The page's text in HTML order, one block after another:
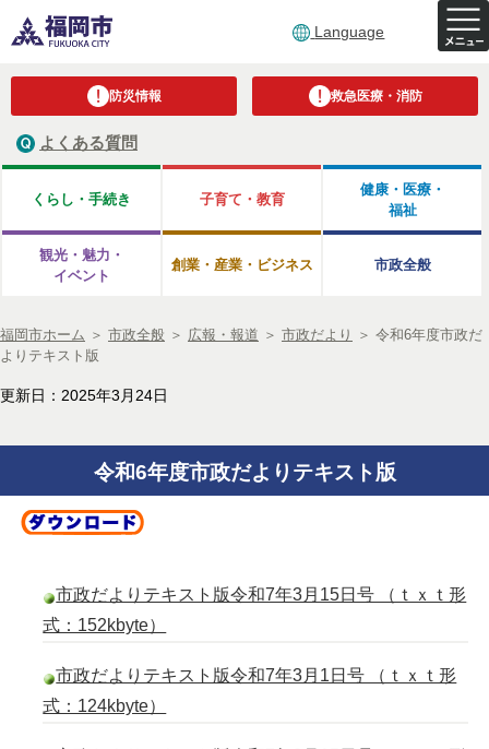
Language
防災情報 救急医療・消防
よくある質問
くらし・手続き 子育て・教育
健康・医療・
福祉
観光・魅力・
イベント
創業・産業・ビジネス 市政全般
福岡市ホーム ＞ 市政全般 ＞ 広報・報道 ＞ 市政だより ＞ 令和6年度市政だ
よりテキスト版
更新日：2025年3月24日
令和6年度市政だよりテキスト版
市政だよりテキスト版令和7年3月15日号 （ｔｘｔ形
式：152kbyte）
市政だよりテキスト版令和7年3月1日号 （ｔｘｔ形
式：124kbyte）